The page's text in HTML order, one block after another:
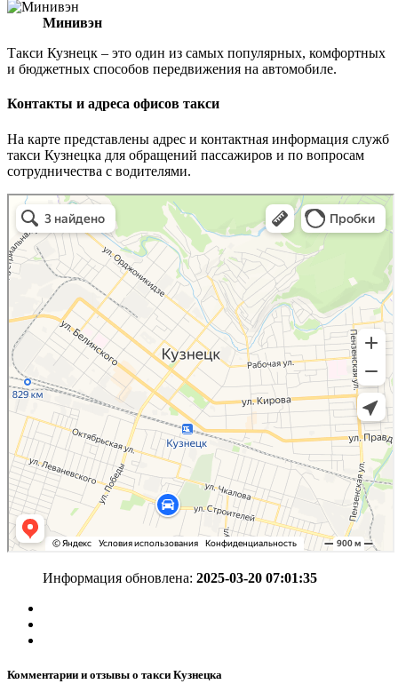
Минивэн
Такси Кузнецк – это один из самых популярных, комфортных
и бюджетных способов передвижения на автомобиле.
Контакты и адреса офисов такси
На карте представлены адрес и контактная информация служб
такси Кузнецка для обращений пассажиров и по вопросам
сотрудничества с водителями.
Информация обновлена: 2025-03-20 07:01:35
Комментарии и отзывы о такси Кузнецка